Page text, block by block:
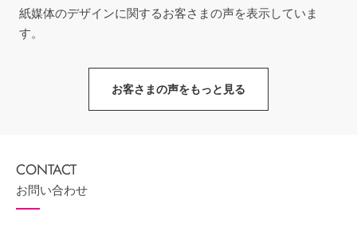
紙媒体のデザインに関するお客さまの声を表示していま
す。
お客さまの声をもっと見る
お問い合わせ